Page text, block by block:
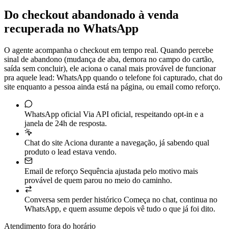
Do checkout abandonado à venda
recuperada no WhatsApp
O agente acompanha o checkout em tempo real. Quando percebe
sinal de abandono (mudança de aba, demora no campo do cartão,
saída sem concluir), ele aciona o canal mais provável de funcionar
pra aquele lead: WhatsApp quando o telefone foi capturado, chat do
site enquanto a pessoa ainda está na página, ou email como reforço.
WhatsApp oficial Via API oficial, respeitando opt-in e a
janela de 24h de resposta.
Chat do site Aciona durante a navegação, já sabendo qual
produto o lead estava vendo.
Email de reforço Sequência ajustada pelo motivo mais
provável de quem parou no meio do caminho.
Conversa sem perder histórico Começa no chat, continua no
WhatsApp, e quem assume depois vê tudo o que já foi dito.
Atendimento fora do horário